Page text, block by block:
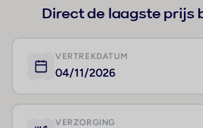
Direct de laagste prijs
VERTREKDATUM
04/11/2026
VERZORGING